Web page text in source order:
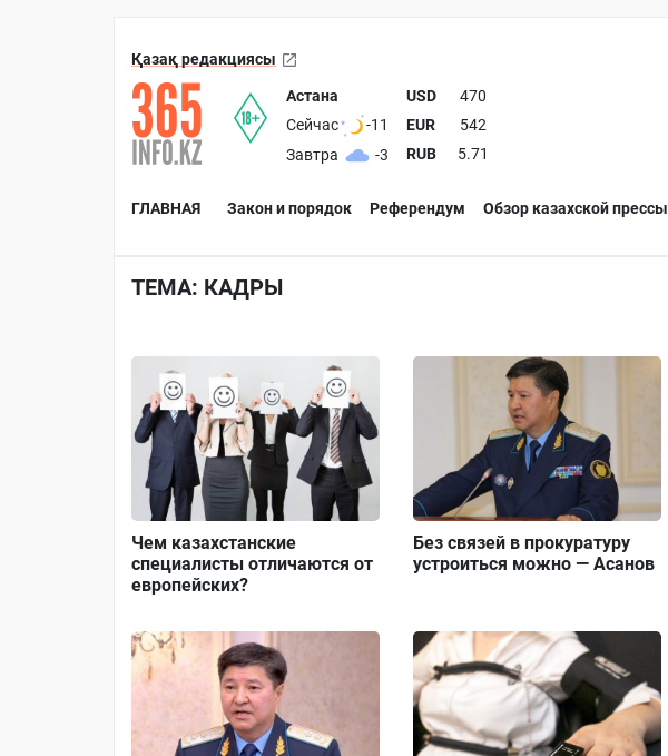
Қазақ редакциясы
Астана
Сейчас
-11
Завтра
-3
USD
470
EUR
542
RUB
5.71
ГЛАВНАЯ Закон и порядок Референдум Обзор казахской прессы
ТЕМА: КАДРЫ
Чем казахстанские
специалисты отличаются от
европейских?
Без связей в прокуратуру
устроиться можно — Асанов